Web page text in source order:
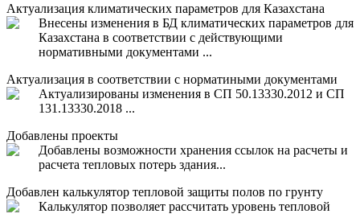
Актуализация климатических параметров для Казахстана
Внесены изменения в БД климатических параметров для
Казахстана в соответствии с действующими
нормативными документами ...
Актуализация в соответствии с норматиными документами
Актуализированы изменения в СП 50.13330.2012 и СП
131.13330.2018 ...
Добавлены проекты
Добавлены возможности хранения ссылок на расчеты и
расчета тепловых потерь здания...
Добавлен калькулятор тепловой защиты полов по грунту
Калькулятор позволяет рассчитать уровень тепловой